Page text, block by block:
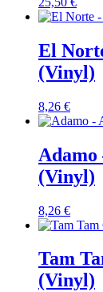
El
(Vinyl)
8,26 €
Adamo
(Vinyl)
8,26 €
Tam
(Vinyl)